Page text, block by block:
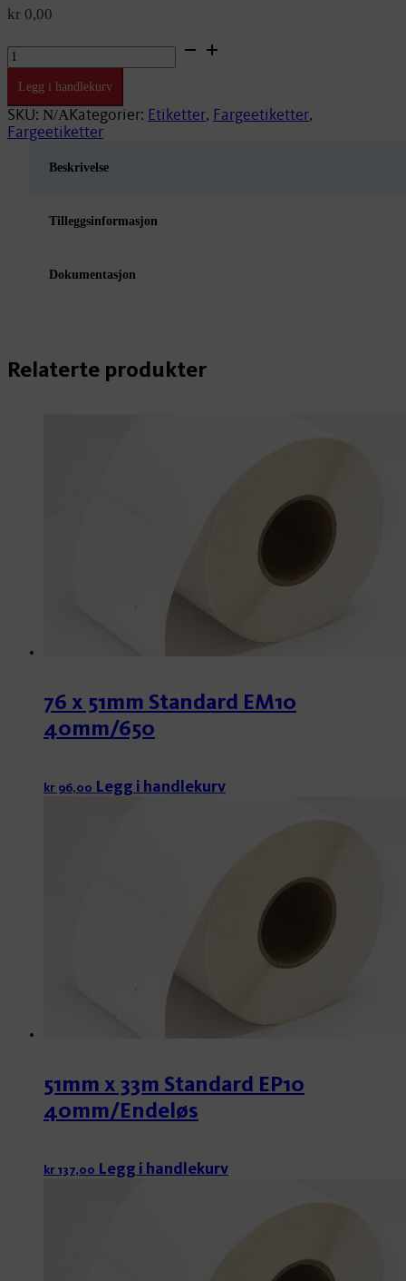
kr 0,00
76mm
Standard
EP10
40mm/Endeløs
antall
Legg i handlekurv
SKU: N/AKategorier: Etiketter, Fargeetiketter,
Fargeetiketter
Beskrivelse
Tilleggsinformasjon
Dokumentasjon
Relaterte produkter
76 x 51mm Standard EM10
40mm/650
kr 96,00 Legg i handlekurv
51mm x 33m Standard EP10
40mm/Endeløs
kr137,00 Legg i handlekurv